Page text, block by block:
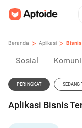
Beranda > Aplikasi > Bisnis
Sosial
PERINGKAT SEDANG
Aplikasi Bisnis